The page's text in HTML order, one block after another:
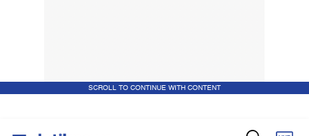
SCROLL TO CONTINUE WITH CONTENT